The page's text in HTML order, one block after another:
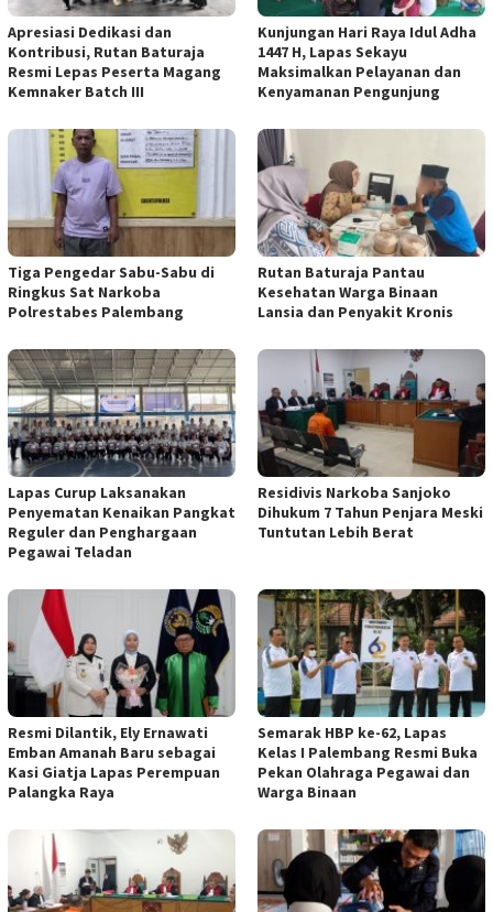
Apresiasi Dedikasi dan
Kontribusi, Rutan Baturaja
Resmi Lepas Peserta Magang
Kemnaker Batch III
Kunjungan Hari Raya Idul Adha
1447 H, Lapas Sekayu
Maksimalkan Pelayanan dan
Kenyamanan Pengunjung
Tiga Pengedar Sabu-Sabu di
Ringkus Sat Narkoba
Polrestabes Palembang
Rutan Baturaja Pantau
Kesehatan Warga Binaan
Lansia dan Penyakit Kronis
Lapas Curup Laksanakan
Penyematan Kenaikan Pangkat
Reguler dan Penghargaan
Pegawai Teladan
Residivis Narkoba Sanjoko
Dihukum 7 Tahun Penjara Meski
Tuntutan Lebih Berat
Resmi Dilantik, Ely Ernawati
Emban Amanah Baru sebagai
Kasi Giatja Lapas Perempuan
Palangka Raya
Semarak HBP ke-62, Lapas
Kelas I Palembang Resmi Buka
Pekan Olahraga Pegawai dan
Warga Binaan